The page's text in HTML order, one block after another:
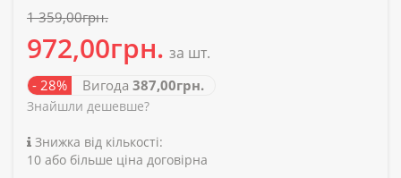
1 359,00грн.
972,00грн. за шт.
- 28% Вигода 387,00грн.
Знайшли дешевше?
Знижка від кількості:
10 або більше ціна договірна